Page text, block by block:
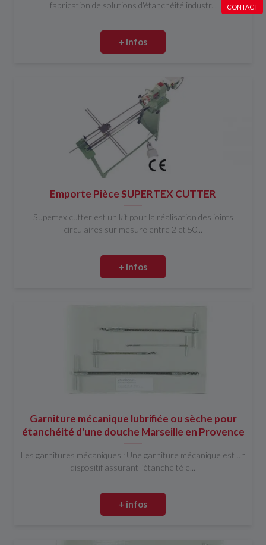
CONTACT
fabrication de solutions d'étanchéité industr...
+ infos
Emporte Pièce SUPERTEX CUTTER
Supertex cutter est un kit pour la réalisation des joints
circulaires sur mesure entre 2 et 50...
+ infos
Garniture mécanique lubrifiée ou sèche pour
étanchéité d'une douche Marseille en Provence
Les garnitures mécaniques : Une garniture mécanique est un
dispositif assurant l’étanchéité e...
+ infos